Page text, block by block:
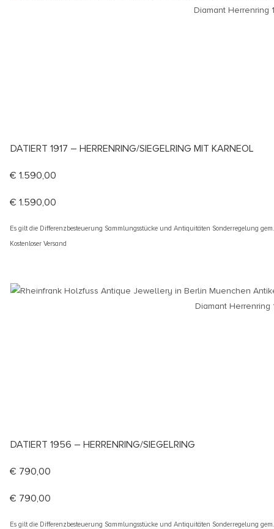
DATIERT 1917 – HERRENRING/SIEGELRING MIT KARNEOL
€ 1.590,00
€ 1.590,00
Es gilt die Differenzbesteuerung Sammlungsstücke und Antiquitäten Sonderregelung
Kostenloser Versand
DATIERT 1956 – HERRENRING/SIEGELRING
€ 790,00
€ 790,00
Es gilt die Differenzbesteuerung Sammlungsstücke und Antiquitäten Sonderregelung